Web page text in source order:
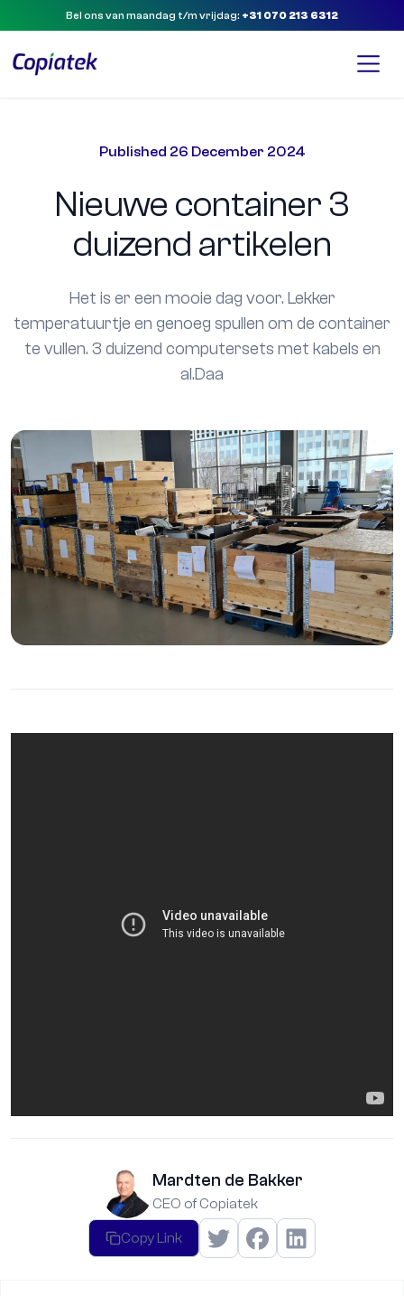
Bel ons van maandag t/m vrijdag: +31 070 213 6312
Published 26 December 2024
Nieuwe container 3
duizend artikelen
Het is er een mooie dag voor. Lekker
temperatuurtje en genoeg spullen om de container
te vullen. 3 duizend computersets met kabels en
al.Daa
Mardten de Bakker
CEO of Copiatek
Copy Link